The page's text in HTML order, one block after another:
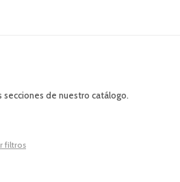
de nuestro catálogo.
filtros